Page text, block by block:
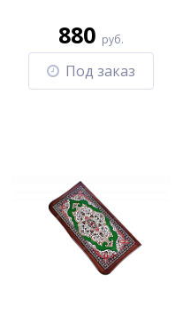
-16%
880 руб.
Под заказ